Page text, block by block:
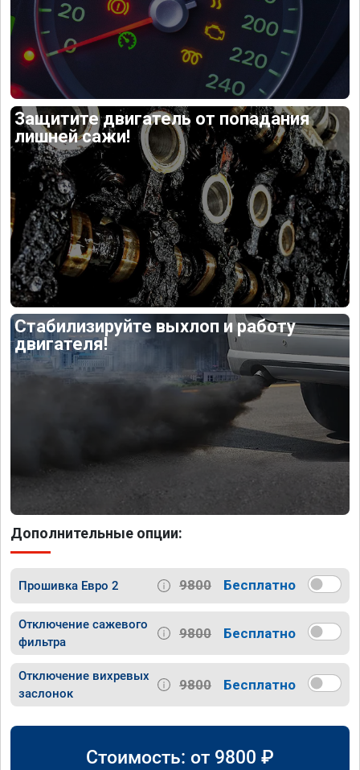
Защитите двигатель от попадания
лишней сажи!
Стабилизируйте выхлоп и работу
двигателя!
Дополнительные опции:
Прошивка Евро 2 9800 Бесплатно
Отключение сажевого
фильтра
9800 Бесплатно
Отключение вихревых
заслонок
9800 Бесплатно
Стоимость: от 9800 ₽